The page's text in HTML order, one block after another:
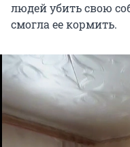
людей убить свою
смогла ее кормить.